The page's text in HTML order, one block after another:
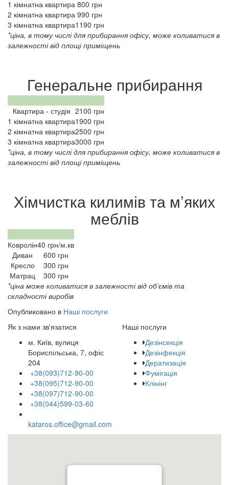
1 кімнатна квартира 800 грн
2 кімнатна квартира 990 грн
3 кімнатна квартира1190 грн
*ціна, в тому числі для прибирання офісу, може коливатися в
залежності від площі приміщень
Генеральне прибирання
Квартира - студія 2100 грн
1 кімнатна квартира1900 грн
2 кімнатна квартира2500 грн
3 кімнатна квартира3000 грн
*ціна, в тому числі для прибирання офісу, може коливатися в
залежності від площі приміщень
Хімчистка килимів та м’яких
меблів
Ковролін40 грн/м.кв
Диван
600 грн
Кресло
300 грн
Матрац
300 грн
*ціна може коливатися в залежності від об’ємів та
складності виробів
Опубликовано в Наші послуги
Як з нами зв'язатися
м. Київ, вулиця
Бориспільська, 7, офіс
204
+38(093)712-90-00
+38(095)712-90-00
+38(097)712-90-00
+38(044)599-03-60
kataros.office@gmail.com
Наші послуги
Дезінсекція
Дезінфекція
Дератизація
Фумігація
Клінінг